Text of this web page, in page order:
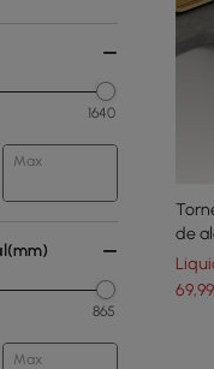
1640
Max
865
Max
de
69,99